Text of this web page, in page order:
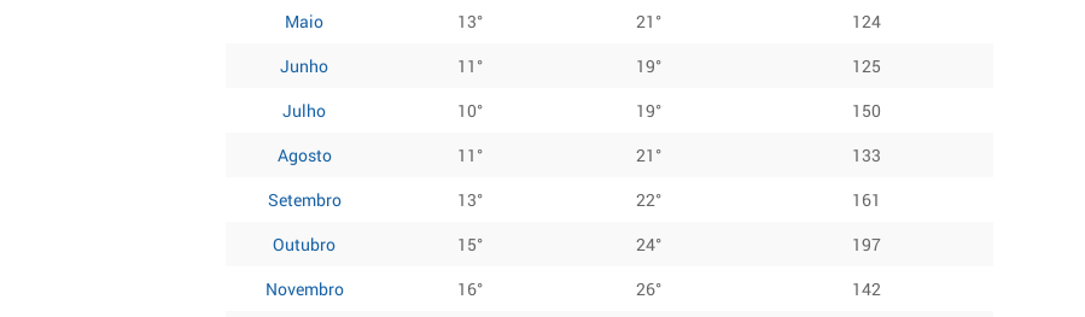
Maio
13° 21°
124
Junho
11° 19°
125
Julho
10° 19°
150
Agosto
11° 21°
133
Setembro
13° 22°
161
Outubro
15° 24°
197
Novembro
16° 26°
142